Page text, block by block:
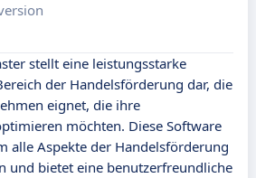
stellt eine leistungsstarke
der Handelsförderung dar, die
eignet, die ihre
möchten. Diese Software
alle Aspekte der Handelsförderung
und bietet eine benutzerfreundliche